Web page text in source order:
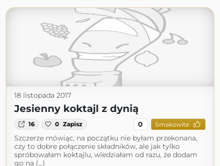
18 listopada 2017
Jesienny koktajl z dynią
16 0 Zapisz 0 Smakowite
Szczerze mówiąc, na początku nie byłam przekonana,
czy to dobre połączenie składników, ale jak tylko
spróbowałam koktajlu, wiedziałam od razu, że dodam
go na (...)